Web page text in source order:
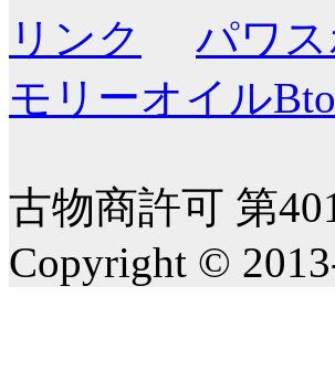
リンク
パワ
モリーオイル
古物商許可 第
Copyright ©